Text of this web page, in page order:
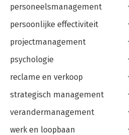
personeelsmanagement
persoonlijke effectiviteit
projectmanagement
psychologie
reclame en verkoop
strategisch management
verandermanagement
werk en loopbaan